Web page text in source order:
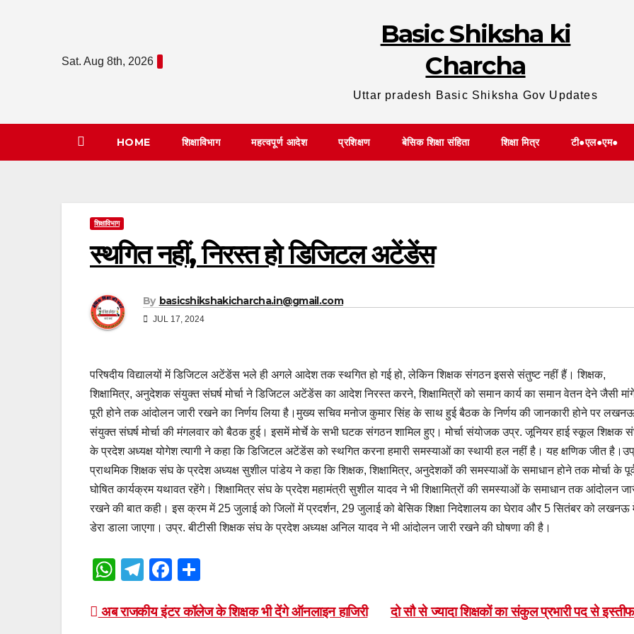
Sat. Aug 8th, 2026
Basic Shiksha ki
Charcha
Uttar pradesh Basic Shiksha Gov Updates
HOME शिक्षाविभाग महत्वपूर्ण आदेश प्रशिक्षण बेसिक शिक्षा संहिता शिक्षा मित्र टी●एल●एम●
शिक्षाविभाग
स्थगित नहीं, निरस्त हो डिजिटल अटेंडेंस
By basicshikshakicharcha.in@gmail.com
JUL 17, 2024
परिषदीय विद्यालयों में डिजिटल अटेंडेंस भले ही अगले आदेश तक स्थगित हो गई हो, लेकिन शिक्षक संगठन इससे संतुष्ट नहीं हैं। शिक्षक,
शिक्षामित्र, अनुदेशक संयुक्त संघर्ष मोर्चा ने डिजिटल अटेंडेंस का आदेश निरस्त करने, शिक्षामित्रों को समान कार्य का समान वेतन देने जैसी
पूरी होने तक आंदोलन जारी रखने का निर्णय लिया है।मुख्य सचिव मनोज कुमार सिंह के साथ हुई बैठक के निर्णय की जानकारी होने पर
संयुक्त संघर्ष मोर्चा की मंगलवार को बैठक हुई। इसमें मोर्चे के सभी घटक संगठन शामिल हुए। मोर्चा संयोजक उप्र. जूनियर हाई स्कूल शिक्षक
के प्रदेश अध्यक्ष योगेश त्यागी ने कहा कि डिजिटल अटेंडेंस को स्थगित करना हमारी समस्याओं का स्थायी हल नहीं है। यह क्षणिक जीत
प्राथमिक शिक्षक संघ के प्रदेश अध्यक्ष सुशील पांडेय ने कहा कि शिक्षक, शिक्षामित्र, अनुदेशकों की समस्याओं के समाधान होने तक मोर्चा के
घोषित कार्यक्रम यथावत रहेंगे। शिक्षामित्र संघ के प्रदेश महामंत्री सुशील यादव ने भी शिक्षामित्रों की समस्याओं के समाधान तक आंदोलन
रखने की बात कही। इस क्रम में 25 जुलाई को जिलों में प्रदर्शन, 29 जुलाई को बेसिक शिक्षा निदेशालय का घेराव और 5 सितंबर को लखनऊ
डेरा डाला जाएगा। उप्र. बीटीसी शिक्षक संघ के प्रदेश अध्यक्ष अनिल यादव ने भी आंदोलन जारी रखने की घोषणा की है।
W
at
T
e
F
c
ar
Post
दो सौ से ज्यादा शिक्षकों का संकुल प्रभारी पद से
अब राजकीय इंटर कॉलेज के शिक्षक भी देंगे ऑनलाइन हाजिरी